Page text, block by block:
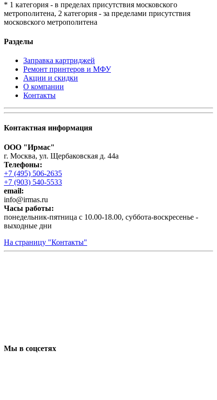
* 1 категория - в пределах присутствия московского
метрополитена, 2 категория - за пределами присутствия
московского метрополитена
Разделы
Заправка картриджей
Ремонт принтеров и МФУ
Акции и скидки
О компании
Контакты
Контактная информация
ООО "Ирмас"
г. Москва, ул. Щербаковская д. 44а
Телефоны:
+7 (495) 506-2635
+7 (903) 540-5533
email:
infо@irmas.ru
Часы работы:
понедельник-пятница с 10.00-18.00, суббота-воскресенье -
выходные дни
На страницу "Контакты"
Мы в соцсетях